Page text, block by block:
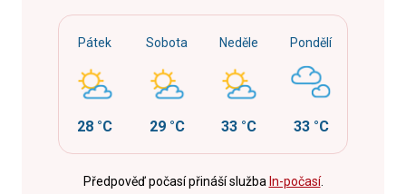
Pátek
28 °C
Sobota
29 °C
Neděle
33 °C
Pondělí
33 °C
Předpověď počasí přináší služba In-počasí.